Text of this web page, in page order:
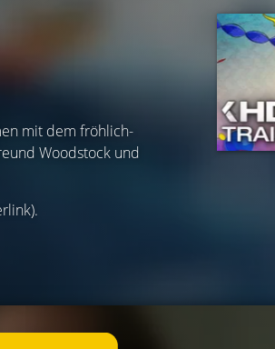
mit dem fröhlich-
Woodstock und